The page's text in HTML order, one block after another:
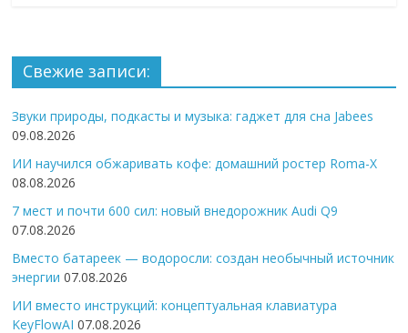
Свежие записи:
Звуки природы, подкасты и музыка: гаджет для сна Jabees
09.08.2026
ИИ научился обжаривать кофе: домашний ростер Roma-X
08.08.2026
7 мест и почти 600 сил: новый внедорожник Audi Q9
07.08.2026
Вместо батареек — водоросли: создан необычный источник
энергии 07.08.2026
ИИ вместо инструкций: концептуальная клавиатура
KeyFlowAI 07.08.2026